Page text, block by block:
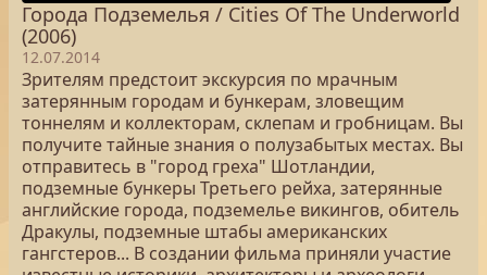
Города Подземелья / Cities Of The Underworld
(2006)
12.07.2014
Зрителям предстоит экскурсия по мрачным
затерянным городам и бункерам, зловещим
тоннелям и коллекторам, склепам и гробницам. Вы
получите тайные знания о полузабытых местах. Вы
отправитесь в "город греха" Шотландии,
подземные бункеры Третьего рейха, затерянные
английские города, подземелье викингов, обитель
Дракулы, подземные штабы американских
гангстеров... В создании фильма приняли участие